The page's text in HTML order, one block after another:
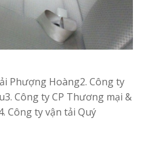
Phượng Hoàng2. Công ty
Công ty CP Thương mại &
Công ty vận tải Quý